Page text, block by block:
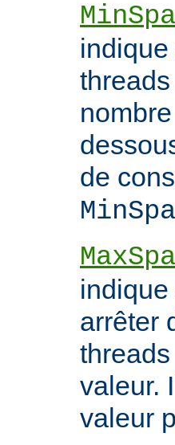
de
arrêter
valeur.
valeur